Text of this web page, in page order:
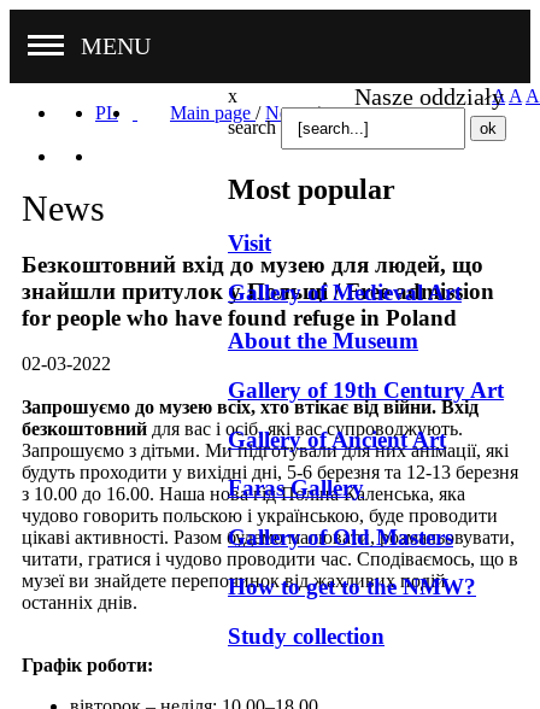
Nasze oddziały
MENU
x
search
Most popular
Visit
Gallery of Medieval Art
About the Museum
Gallery of 19th Century Art
Gallery of Ancient Art
Faras Gallery
Gallery of Old Masters
How to get to the NMW?
Study collection
A A A
PL
Main page / News/
News
Безкоштовний вхід до музею для людей, що
знайшли притулок у Польщі / Free admission
for people who have found refuge in Poland
02-03-2022
Запрошуємо до музею всіх, хто втікає від війни. Вхід
безкоштовний для вас і осіб, які вас супроводжують.
Запрошуємо з дітьми. Ми підготували для них анімації, які
будуть проходити у вихідні дні, 5-6 березня та 12-13 березня
з 10.00 до 16.00. Наша нова гід Поліна Каленська, яка
чудово говорить польскою і українською, буде проводити
цікаві активності. Разом будемо малювати, розмальовувати,
читати, гратися і чудово проводити час. Сподіваємось, що в
музеї ви знайдете перепочинок від жахливих подій
останніх днів.
Графік роботи: